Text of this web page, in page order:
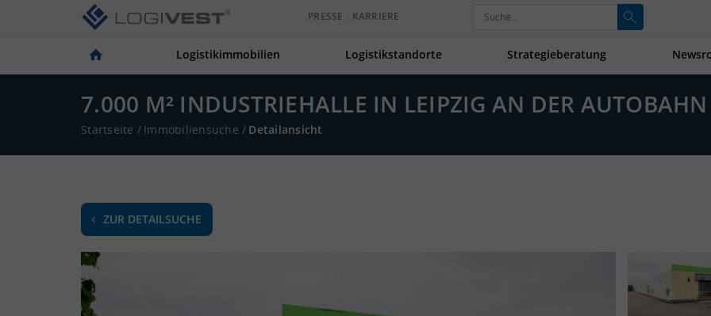
PRESSE KARRIERE
Logistikimmobilien Logistikstandorte Strategieberatung
7.000 M² INDUSTRIEHALLE IN LEIPZIG AN DER
Startseite / Immobiliensuche / Detailansicht
ZUR DETAILSUCHE